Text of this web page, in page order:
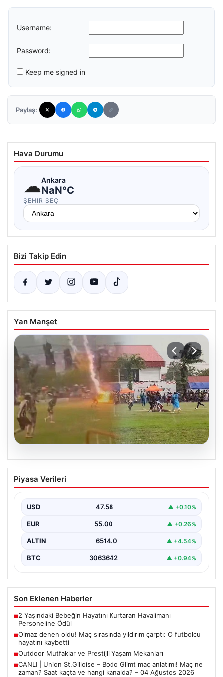
Username:
Password:
Keep me signed in
Paylaş:
Hava Durumu
☁Ankara
NaN°C
ŞEHIR SEÇ
Bizi Takip Edin
Yan Manşet
04.08.2026
Olmaz denen oldu! Maç sırasında
yıldırım çarptı: O futbolcu hayatını
Piyasa Verileri
USD 47.58 ▲ +0.10%
EUR 55.00 ▲ +0.26%
ALTIN 6514.0 ▲ +4.54%
BTC 3063642 ▲ +0.94%
Son Eklenen Haberler
■2 Yaşındaki Bebeğin Hayatını Kurtaran Havalimanı
Personeline Ödül
■Olmaz denen oldu! Maç sırasında yıldırım çarptı: O futbolcu
hayatını kaybetti
■Outdoor Mutfaklar ve Prestijli Yaşam Mekanları
■CANLI | Union St.Gilloise – Bodo Glimt maç anlatımı! Maç ne
zaman? Saat kaçta ve hangi kanalda? – 04 Ağustos 2026